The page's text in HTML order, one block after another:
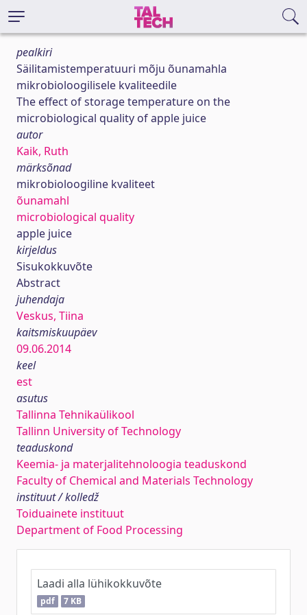
pealkiri
Säilitamistemperatuuri mõju õunamahla
mikrobioloogilisele kvaliteedile
The effect of storage temperature on the
microbiological quality of apple juice
autor
Kaik, Ruth
märksõnad
mikrobioloogiline kvaliteet
õunamahl
microbiological quality
apple juice
kirjeldus
Sisukokkuvõte
Abstract
juhendaja
Veskus, Tiina
kaitsmiskuupäev
09.06.2014
keel
est
asutus
Tallinna Tehnikaülikool
Tallinn University of Technology
teaduskond
Keemia- ja materjalitehnoloogia teaduskond
Faculty of Chemical and Materials Technology
instituut / kolledž
Toiduainete instituut
Department of Food Processing
Laadi alla lühikokkuvõte
pdf 7 KB